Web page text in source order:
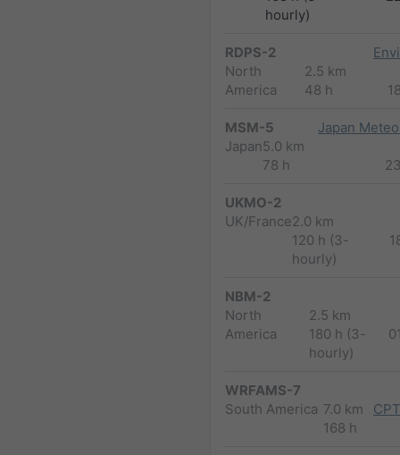
hourly)
RDPS-2
North
America
2.5 km
48 h
MSM-5
Japan5.0 km
78 h
Japan
UKMO-2
UK/France2.0 km
120 h (3-
hourly)
NBM-2
North
America
2.5 km
180 h (3-
hourly)
WRFAMS-7
South America 7.0 km
168 h